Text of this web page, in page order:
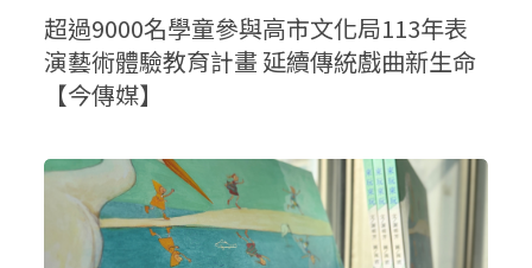
超過9000名學童參與高市文化局113年表
演藝術體驗教育計畫 延續傳統戲曲新生命
【今傳媒】